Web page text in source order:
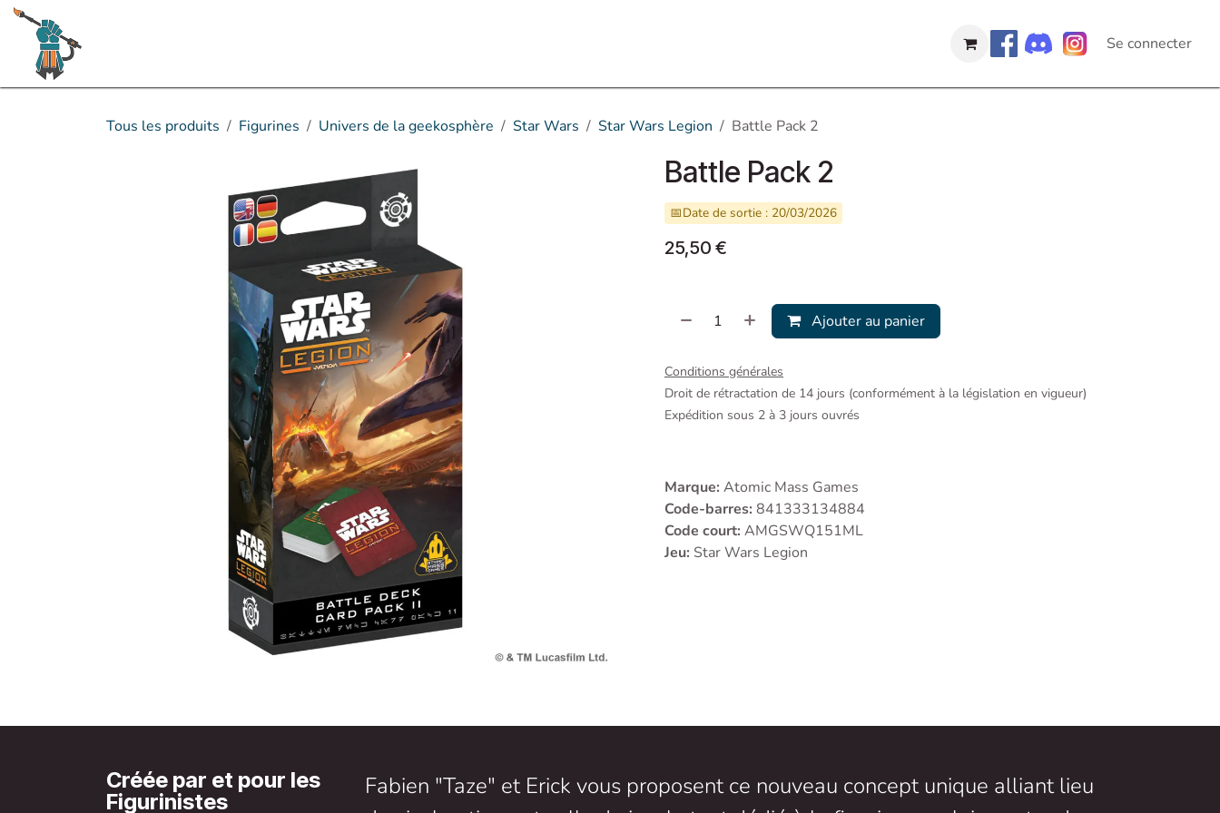
Se rendre au contenu
Se connecter
Tous les produits Figurines Univers de la geekosphère Star Wars Star Wars Legion Battle Pack 2
Battle Pack 2
📅Date de sortie : 20/03/2026
25,50 €
Ajouter au panier
Conditions générales
Droit de rétractation de 14 jours (conformément à la législation en vigueur)
Expédition sous 2 à 3 jours ouvrés
Marque: Atomic Mass Games
Code-barres: 841333134884
Code court: AMGSWQ151ML
Jeu: Star Wars Legion
Créée par et pour les
Figurinistes
Fabien "Taze" et Erick vous proposent ce nouveau concept unique alliant lieu